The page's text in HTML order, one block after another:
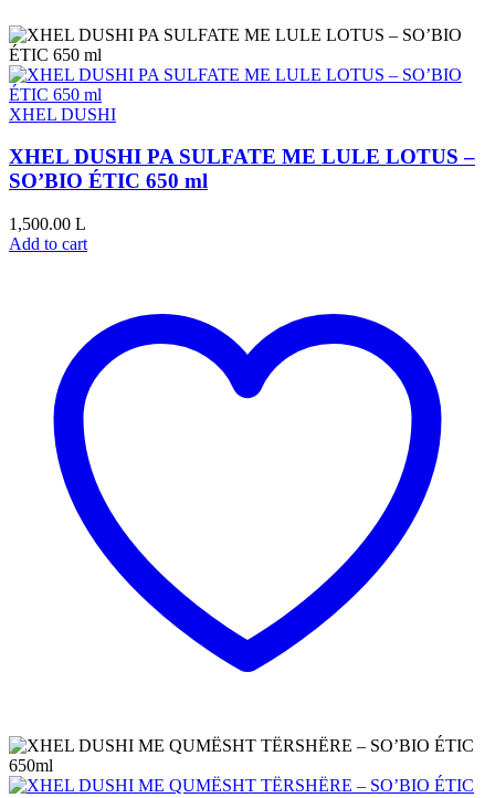
XHEL DUSHI
XHEL DUSHI PA SULFATE ME LULE LOTUS –
SO’BIO ÉTIC 650 ml
1,500.00 L
Add to cart